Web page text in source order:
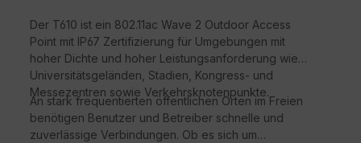
Der T610 ist ein 802.11ac Wave 2 Outdoor Access
Point mit IP67 Zertifizierung für Umgebungen mit
hoher Dichte und hoher Leistungsanforderung wie
Universitätsgeländen, Stadien, Kongress- und
Messezentren sowie Verkehrsknotenpunkte.
An stark frequentierten öffentlichen Orten im Freien
benötigen Benutzer und Betreiber schnelle und
zuverlässige Verbindungen. Ob es sich um